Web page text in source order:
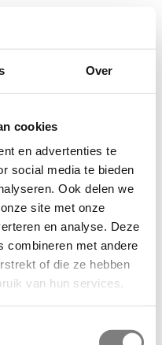
Over
cookies
en advertenties te
social media te bieden
Ook delen we
site met onze
en analyse. Deze
combineren met andere
of die ze hebben
van hun services.